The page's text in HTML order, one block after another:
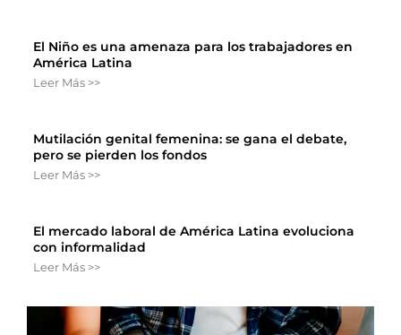
El Niño es una amenaza para los trabajadores en
América Latina
Leer Más >>
Mutilación genital femenina: se gana el debate,
pero se pierden los fondos
Leer Más >>
El mercado laboral de América Latina evoluciona
con informalidad
Leer Más >>